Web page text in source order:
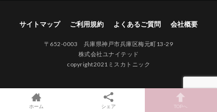
サイトマップ ご利用規約 よくあるご質問 会社概要
〒652-0003 兵庫県神戸市兵庫区梅元町13-29
株式会社ユナイテッド
copyright2021ミスカトニック
ホーム シェア TOPへ